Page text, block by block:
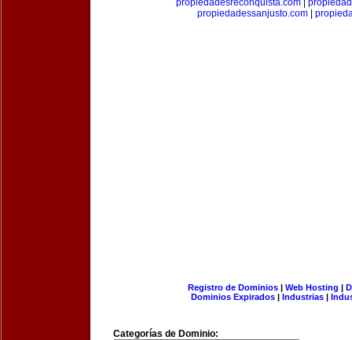
propiedadesreconquista.com
propiedadessanjusto.com
Registro de Dominios| Web Hosting |
Dominios Expirados | Industrias |
Categorías de Dominio: